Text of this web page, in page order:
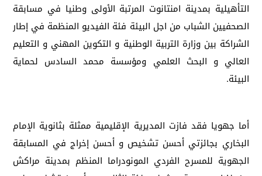
التأهيلية بمدينة امنتانوت المرتبة الأولى وطنيا في مسابقة
الصحفيين الشباب من اجل البيئة فئة الفيديو المنظمة في إطار
الشراكة بين وزارة التربية الوطنية و التكوين المهني و التعليم
العالي و البحث العلمي ومؤسسة محمد السادس لحماية
البيئة.
أما جهويا فقد فازت المديرية الإقليمية ممثلة بثانوية الإمام
البخاري بجائزتي أحسن تشخيص و أحسن إخراج في المسابقة
الجهوية للمسرح الفردي المونودراما المنظم بمدينة مراكش